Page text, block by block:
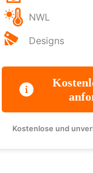
NWL
Designs
Kostenlose und